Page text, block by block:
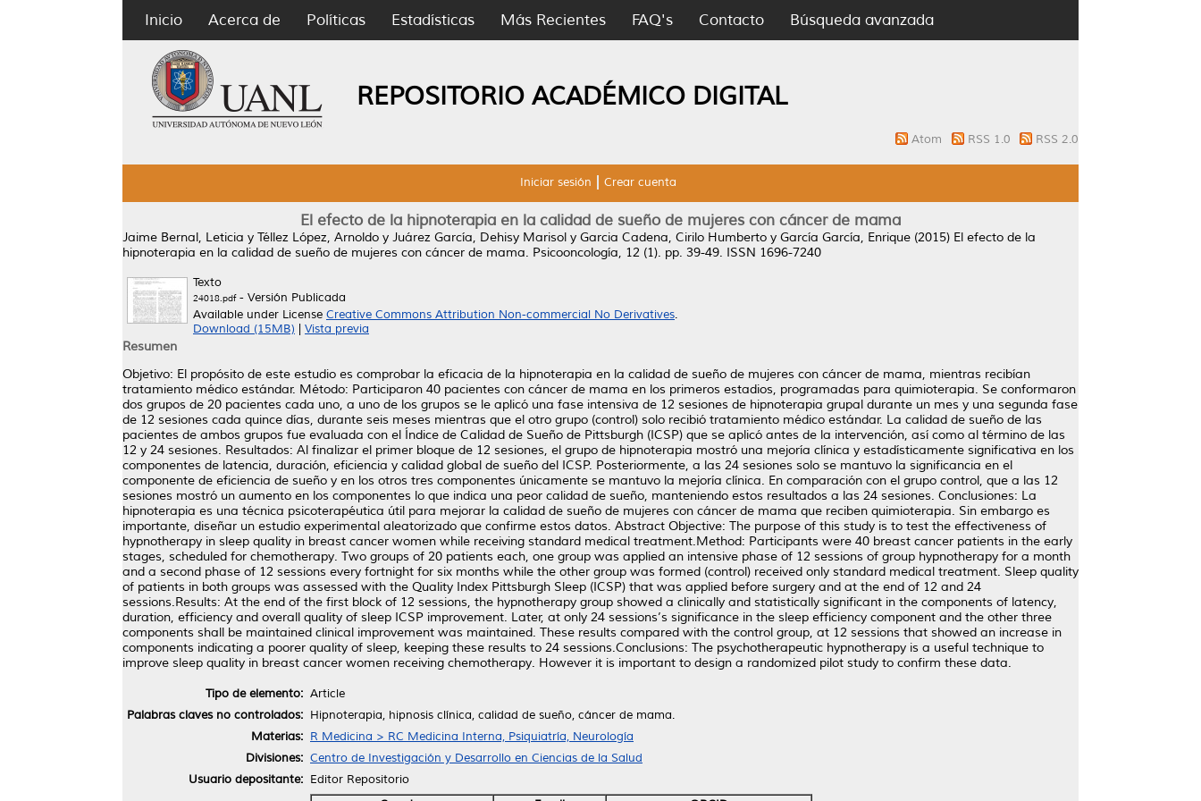
Inicio Acerca de Políticas Estadísticas Más Recientes FAQ's Contacto Búsqueda avanzada
REPOSITORIO ACADÉMICO DIGITAL
Atom RSS 1.0 RSS 2.0
Iniciar sesión Crear cuenta
El efecto de la hipnoterapia en la calidad de sueño de mujeres con cáncer de mama
Jaime Bernal, Leticia y Téllez López, Arnoldo y Juárez García, Dehisy Marisol y Garcia Cadena, Cirilo Humberto y García García, Enrique (2015) El efecto de la
hipnoterapia en la calidad de sueño de mujeres con cáncer de mama. Psicooncología, 12 (1). pp. 39-49. ISSN 1696-7240
Texto
24018.pdf- Versión Publicada
Available under License Creative Commons Attribution Non-commercial No Derivatives.
Download (15MB)
Vista previa
Resumen
Objetivo: El propósito de este estudio es comprobar la eficacia de la hipnoterapia en la calidad de sueño de mujeres con cáncer de mama, mientras recibían
tratamiento médico estándar. Método: Participaron 40 pacientes con cáncer de mama en los primeros estadios, programadas para quimioterapia. Se conformaron
dos grupos de 20 pacientes cada uno, a uno de los grupos se le aplicó una fase intensiva de 12 sesiones de hipnoterapia grupal durante un mes y una segunda fase
de 12 sesiones cada quince días, durante seis meses mientras que el otro grupo (control) solo recibió tratamiento médico estándar. La calidad de sueño de las
pacientes de ambos grupos fue evaluada con el Índice de Calidad de Sueño de Pittsburgh (ICSP) que se aplicó antes de la intervención, así como al término de las
12 y 24 sesiones. Resultados: Al finalizar el primer bloque de 12 sesiones, el grupo de hipnoterapia mostró una mejoría clínica y estadísticamente significativa en los
componentes de latencia, duración, eficiencia y calidad global de sueño del ICSP. Posteriormente, a las 24 sesiones solo se mantuvo la significancia en el
componente de eficiencia de sueño y en los otros tres componentes únicamente se mantuvo la mejoría clínica. En comparación con el grupo control, que a las 12
sesiones mostró un aumento en los componentes lo que indica una peor calidad de sueño, manteniendo estos resultados a las 24 sesiones. Conclusiones: La
hipnoterapia es una técnica psicoterapéutica útil para mejorar la calidad de sueño de mujeres con cáncer de mama que reciben quimioterapia. Sin embargo es
importante, diseñar un estudio experimental aleatorizado que confirme estos datos. Abstract Objective: The purpose of this study is to test the effectiveness of
hypnotherapy in sleep quality in breast cancer women while receiving standard medical treatment.Method: Participants were 40 breast cancer patients in the early
stages, scheduled for chemotherapy. Two groups of 20 patients each, one group was applied an intensive phase of 12 sessions of group hypnotherapy for a month
and a second phase of 12 sessions every fortnight for six months while the other group was formed (control) received only standard medical treatment. Sleep quality
of patients in both groups was assessed with the Quality Index Pittsburgh Sleep (ICSP) that was applied before surgery and at the end of 12 and 24
sessions.Results: At the end of the first block of 12 sessions, the hypnotherapy group showed a clinically and statistically significant in the components of latency,
duration, efficiency and overall quality of sleep ICSP improvement. Later, at only 24 sessions’s significance in the sleep efficiency component and the other three
components shall be maintained clinical improvement was maintained. These results compared with the control group, at 12 sessions that showed an increase in
components indicating a poorer quality of sleep, keeping these results to 24 sessions.Conclusions: The psychotherapeutic hypnotherapy is a useful technique to
improve sleep quality in breast cancer women receiving chemotherapy. However it is important to design a randomized pilot study to confirm these data.
Tipo de elemento: Article
Palabras claves no controlados: Hipnoterapia, hipnosis clínica, calidad de sueño, cáncer de mama.
Materias: R Medicina > RC Medicina Interna, Psiquiatría, Neurología
Divisiones: Centro de Investigación y Desarrollo en Ciencias de la Salud
Usuario depositante: Editor Repositorio